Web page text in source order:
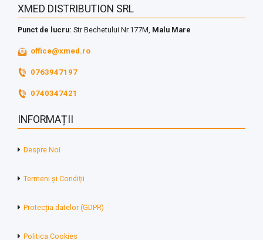
XMED DISTRIBUTION SRL
Punct de lucru: Str Bechetului Nr.177M, Malu Mare
office@xmed.ro
0763947197
0740347421
INFORMAȚII
Despre Noi
Termeni și Condiții
Protecția datelor (GDPR)
Politica Cookies